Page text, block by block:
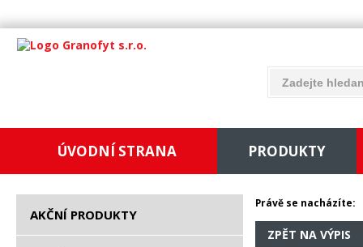
ÚVODNÍ STRANA PRODUKTY
AKČNÍ PRODUKTY
Právě se nacházíte:
ZPĚT NA VÝPIS